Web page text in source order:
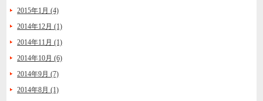
2015年1月 (4)
2014年12月 (1)
2014年11月 (1)
2014年10月 (6)
2014年9月 (7)
2014年8月 (1)